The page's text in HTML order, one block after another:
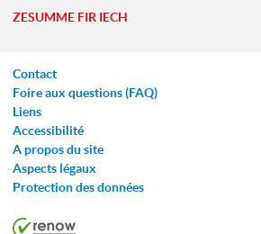
ZESUMME FIR IECH
Contact
Foire aux questions (FAQ)
Liens
Accessibilité
A propos du site
Aspects légaux
Protection des données